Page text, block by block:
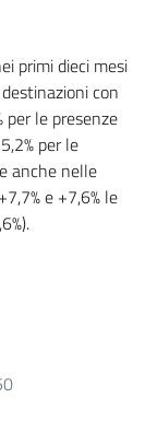
primi dieci mesi
con
per le presenze
per le
anche nelle
e +7,6% le